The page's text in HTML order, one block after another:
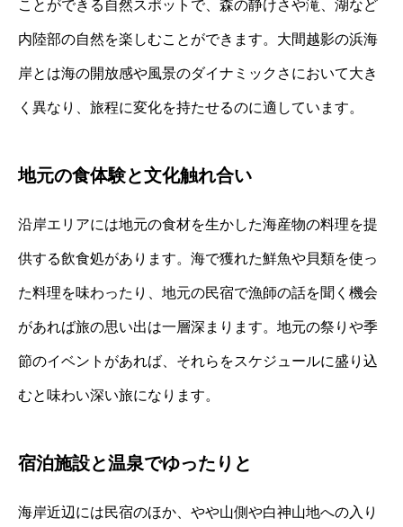
ことができる自然スポットで、森の静けさや滝、湖など
内陸部の自然を楽しむことができます。大間越影の浜海
岸とは海の開放感や風景のダイナミックさにおいて大き
く異なり、旅程に変化を持たせるのに適しています。
地元の食体験と文化触れ合い
沿岸エリアには地元の食材を生かした海産物の料理を提
供する飲食処があります。海で獲れた鮮魚や貝類を使っ
た料理を味わったり、地元の民宿で漁師の話を聞く機会
があれば旅の思い出は一層深まります。地元の祭りや季
節のイベントがあれば、それらをスケジュールに盛り込
むと味わい深い旅になります。
宿泊施設と温泉でゆったりと
海岸近辺には民宿のほか、やや山側や白神山地への入り